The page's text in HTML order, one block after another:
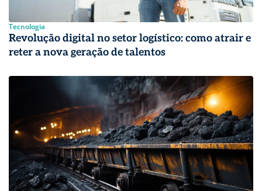
Tecnologia
Revolução digital no setor logístico: como atrair e
reter a nova geração de talentos